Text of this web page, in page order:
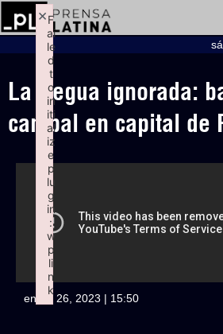
La tregua ignorada:
campal en capital de
enero 26, 2023 | 15:50
F
ai
le
d
t
o
in
iti
al
iz
e
p
lu
g
in
:
w
p
li
n
k
×
Failed to initialize plugin: wplink